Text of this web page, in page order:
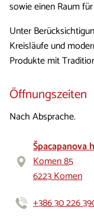
sowie einen Raum
Unter
Kreisläufe und
Produkte mit
Öffnungszeiten
Nach Absprache.
Špacapanova
Komen 85
6223 Komen
+386 30 226